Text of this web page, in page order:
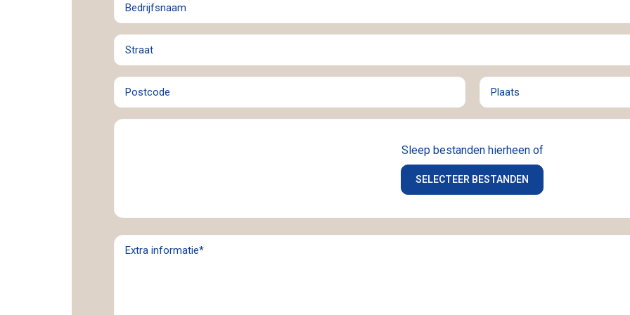
Straat
Postcode Plaats
Bestand
Sleep bestanden hierheen of
SELECTEER BESTANDEN
Extra